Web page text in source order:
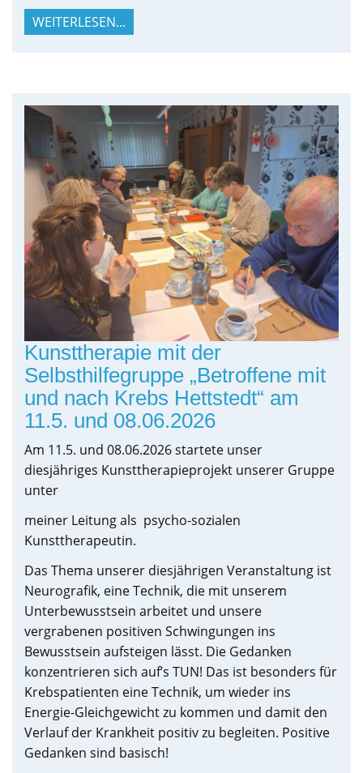
WEITERLESEN...
Kunsttherapie mit der
Selbsthilfegruppe „Betroffene mit
und nach Krebs Hettstedt“ am
11.5. und 08.06.2026
Am 11.5. und 08.06.2026 startete unser
diesjähriges Kunsttherapieprojekt unserer Gruppe
unter
meiner Leitung als psycho-sozialen
Kunsttherapeutin.
Das Thema unserer diesjährigen Veranstaltung ist
Neurografik, eine Technik, die mit unserem
Unterbewusstsein arbeitet und unsere
vergrabenen positiven Schwingungen ins
Bewusstsein aufsteigen lässt. Die Gedanken
konzentrieren sich auf’s TUN! Das ist besonders für
Krebspatienten eine Technik, um wieder ins
Energie-Gleichgewicht zu kommen und damit den
Verlauf der Krankheit positiv zu begleiten. Positive
Gedanken sind basisch!